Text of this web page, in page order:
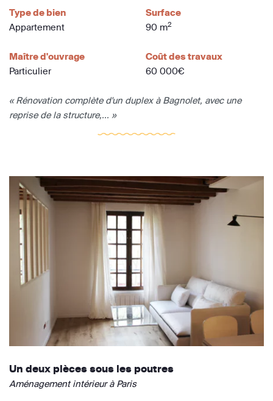
Type de bien
Appartement
Surface
90 m2
Maître d'ouvrage
Particulier
Coût des travaux
60 000€
« Rénovation complète d'un duplex à Bagnolet, avec une
reprise de la structure,... »
Un deux pièces sous les poutres
Aménagement intérieur à Paris